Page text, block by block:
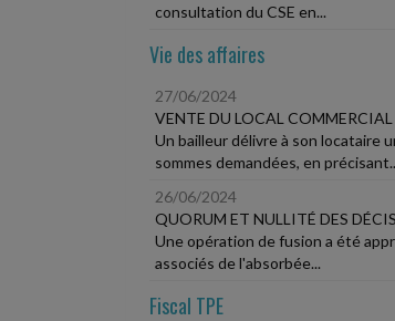
consultation du CSE en...
Vie des affaires
27/06/2024
VENTE DU LOCAL
Un bailleur délivre à son locataire
sommes demandées, en
26/06/2024
QUORUM ET NULLITÉ DES
Une opération de fusion a été
associés de l'absorbée...
Fiscal TPE